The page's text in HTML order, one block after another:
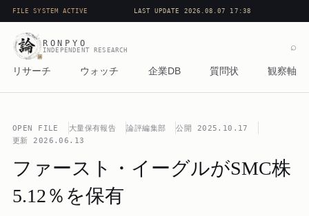
FILE SYSTEM ACTIVE LAST UPDATE 2026.08.07 17:38
RONPYO
INDEPENDENT RESEARCH
リサーチ ウォッチ 企業DB 質問状 観察軸
⌕
OPEN FILE 大量保有報告 論評編集部 公開
2025.10.17
更新 2026.06.13
ファースト・イーグルがSMC株
5.12％を保有